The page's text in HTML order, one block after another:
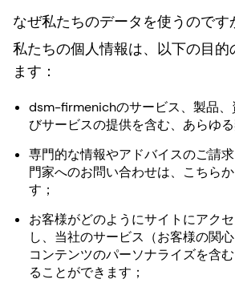
なぜ私たちのデータを使うのです
私たちの個人情報は、以下の目
ます：
dsm-firmenichのサービス、製品、
びサービスの提供を含む、あらゆる
専門的な情報やアドバイスのご請
門家へのお問い合わせは、こちら
す；
お客様がどのようにサイトにアク
し、当社のサービス（お客様の関
コンテンツのパーソナライズを含
ることができます；